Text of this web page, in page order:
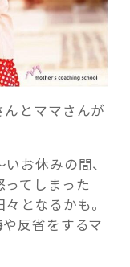
とママさんが
お休みの間、
てしまった
となるかも。
反省をするマ